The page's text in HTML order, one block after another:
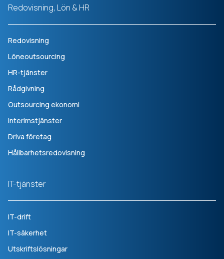
Redovisning, Lön & HR
Redovisning
Löneoutsourcing
HR-tjänster
Rådgivning
Outsourcing ekonomi
Interimstjänster
Driva företag
Hållbarhetsredovisning
IT-tjänster
IT-drift
IT-säkerhet
Utskriftslösningar